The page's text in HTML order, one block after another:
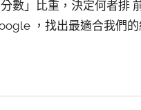
數」比重，決定何者排
，找出最適合我們的